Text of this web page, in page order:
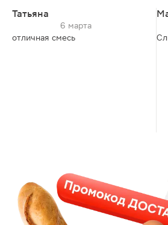
Татьяна
6 марта
отличная смесь